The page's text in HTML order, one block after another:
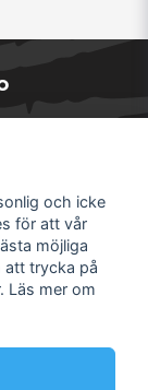
och icke
för att vår
möjliga
att trycka på
Läs mer om